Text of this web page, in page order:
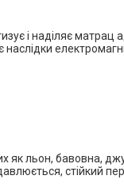
і наділяє матрац
як льон, бавовна,
стійкий